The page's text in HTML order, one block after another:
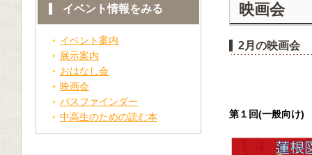
イベント情報をみる
イベント案内
展示案内
おはなし会
映画会
パスファインダー
中高生のための読む本
映画会
2月の映画会
第１回(一般向け)